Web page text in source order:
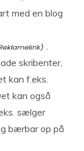
med en blog
.
skribenter,
kan f.eks.
kan også
sælger
bærbar op på